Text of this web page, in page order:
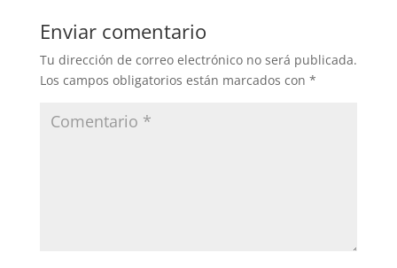
b
o
o
dI
n
ar
tir
Enviar comentario
Tu dirección de correo electrónico no será publicada.
Los campos obligatorios están marcados con *